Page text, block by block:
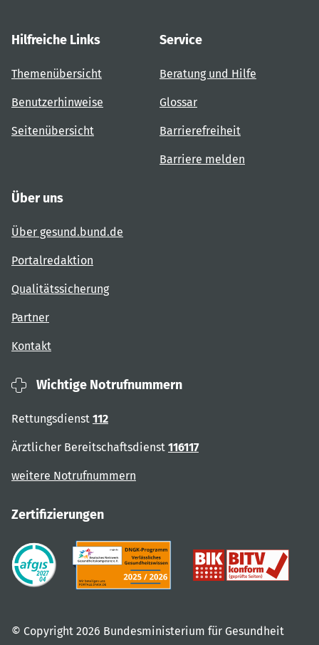
Hilfreiche Links
Themenübersicht
Benutzerhinweise
Seitenübersicht
Service
Beratung und Hilfe
Glossar
Barrierefreiheit
Barriere melden
Über uns
Über gesund.bund.de
Portalredaktion
Qualitätssicherung
Partner
Kontakt
Wichtige Notrufnummern
Rettungsdienst 112
Ärztlicher Bereitschaftsdienst 116117
weitere Notrufnummern
Zertifizierungen
© Copyright 2026 Bundesministerium für Gesundheit